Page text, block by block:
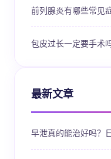
前列腺炎有哪些常见
包皮过长一定要手术
最新文章
早泄真的能治好吗？